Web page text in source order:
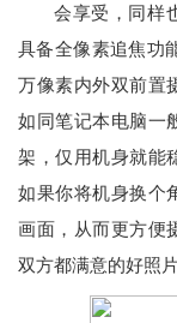
会享受，同样
具备全像素追焦功
万像素内外双前置
如同笔记本电脑一
架，仅用机身就能
如果你将机身换个
画面，从而更方便
双方都满意的好照片